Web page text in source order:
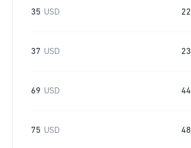
35 USD
37 USD
69 USD
75 USD